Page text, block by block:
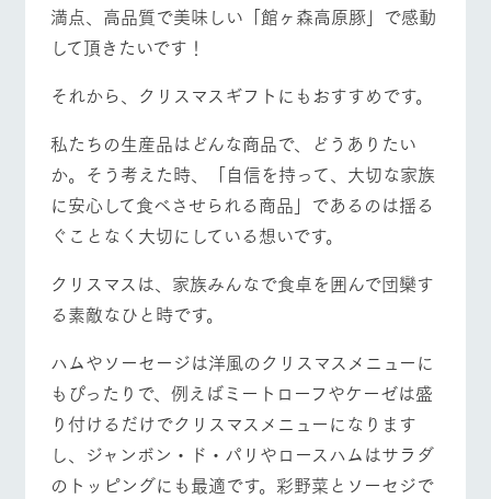
満点、高品質で美味しい「館ヶ森高原豚」で感動
して頂きたいです！
それから、クリスマスギフトにもおすすめです。
私たちの生産品はどんな商品で、どうありたい
か。そう考えた時、「自信を持って、大切な家族
に安心して食べさせられる商品」であるのは揺る
ぐことなく大切にしている想いです。
クリスマスは、家族みんなで食卓を囲んで団欒す
る素敵なひと時です。
ハムやソーセージは洋風のクリスマスメニューに
もぴったりで、例えばミートローフやケーゼは盛
り付けるだけでクリスマスメニューになります
し、ジャンボン・ド・パリやロースハムはサラダ
のトッピングにも最適です。彩野菜とソーセジで